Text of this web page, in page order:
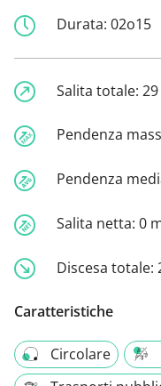
Durata: 02o15
Salita totale:
Pendenza
Pendenza
Salita netta: 0
Discesa totale:
Caratteristiche
Circolare